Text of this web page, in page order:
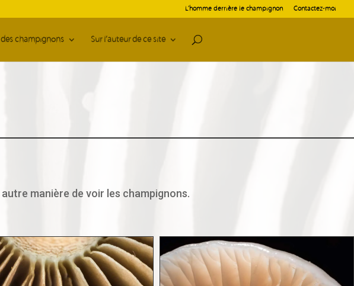
L’homme derrière le champignon Contactez-moi
champignons Sur l’auteur de ce site
manière de voir les champignons.